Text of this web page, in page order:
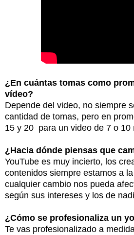
¿En cuántas tomas como
vídeo?
Depende del video, no siempre
cantidad de tomas, pero en
15 y 20 para un video de 7 o 10
¿Hacia dónde piensas que
YouTube es muy incierto, los
contenidos siempre estamos a
cualquier cambio nos pueda
según sus intereses y los de
¿Cómo se profesionaliza un
Te vas profesionalizado a